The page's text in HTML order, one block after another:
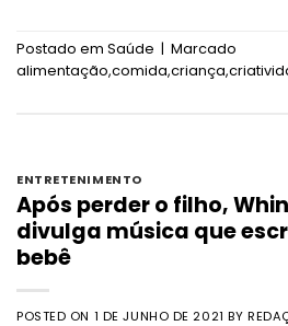
Postado em Saúde | Marcado
alimentação,comida,criança,
ENTRETENIMENTO
Após perder o filho,
divulga música que
bebê
POSTED ON 1 DE JUNHO DE 2021 BY